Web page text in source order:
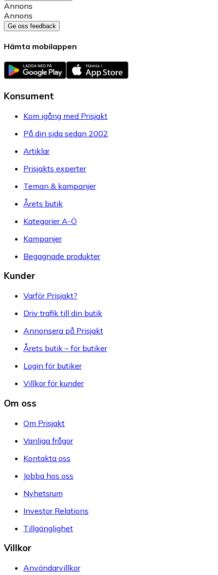
Annons
Annons
Ge oss feedback
Hämta mobilappen
Konsument
Kom igång med Prisjakt
På din sida sedan 2002
Artiklar
Prisjakts experter
Teman & kampanjer
Årets butik
Kategorier A-Ö
Kampanjer
Begagnade produkter
Kunder
Varför Prisjakt?
Driv trafik till din butik
Annonsera på Prisjakt
Årets butik – för butiker
Login för butiker
Villkor för kunder
Om oss
Om Prisjakt
Vanliga frågor
Kontakta oss
Jobba hos oss
Nyhetsrum
Investor Relations
Tillgänglighet
Villkor
Användarvillkor